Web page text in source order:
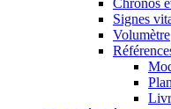
Chronos
Signes
Volumètre